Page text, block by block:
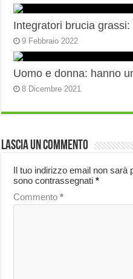
Integratori brucia
9 Febbraio 2022
Uomo e donna: hanno
8 Dicembre 2021
Lascia un commento
Il tuo indirizzo email non sarà
sono contrassegnati*
Commento*